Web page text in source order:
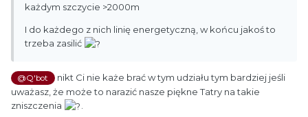
każdym szczycie >2000m
I do każdego z nich linię energetyczną, w końcu jakoś to
trzeba zasilić
@Q'bot
nikt Ci nie każe brać w tym udziału tym bardziej jeśli
uważasz, że może to narazić nasze piękne Tatry na takie
zniszczenia